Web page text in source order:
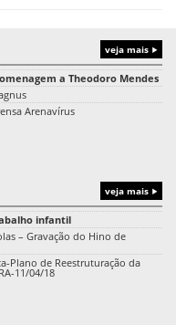
veja mais
a Theodoro Mendes
Arenavírus
veja mais
infantil
– Gravação do Hino de
Plano de Reestruturação da
11/04/18